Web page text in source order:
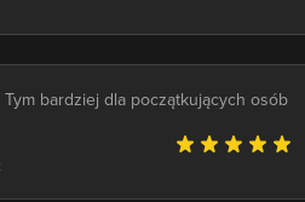
bardziej dla początkujących osób